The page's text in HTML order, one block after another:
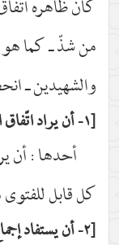
كان ظاهره
من شذّ ـ كما هو
والشهيدين ـ
١- أن يراد اتّفاق المعروفين
أحدها : أن
كل قابل
٢- أن يستفاد